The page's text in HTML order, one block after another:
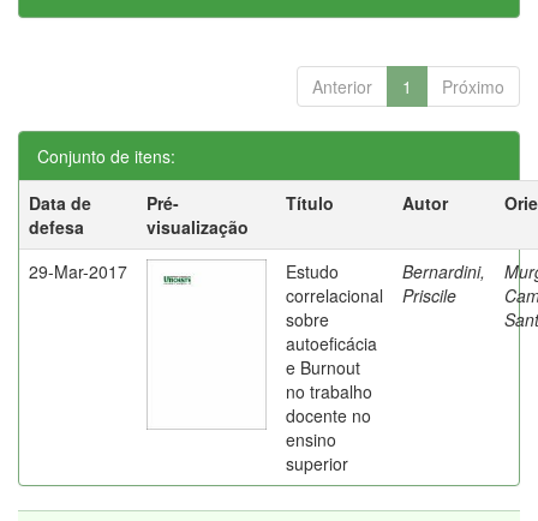
Anterior 1 Próximo
Conjunto de itens:
Data de
defesa
Pré-
visualização
Título Autor
29-Mar-2017
Estudo
correlacional
sobre
autoeficácia
e Burnout
no trabalho
docente no
ensino
superior
Bernardini,
Priscile